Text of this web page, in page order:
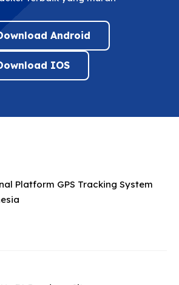
Android
IOS
Platform GPS Tracking System